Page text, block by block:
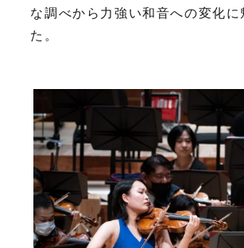
な調べから力強い和音への変化に
た。